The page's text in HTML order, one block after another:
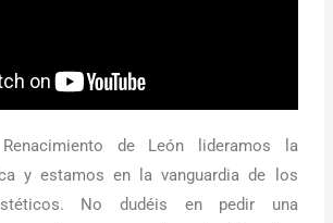
de León lideramos la
y estamos en la vanguardia de los
No dudéis en pedir una